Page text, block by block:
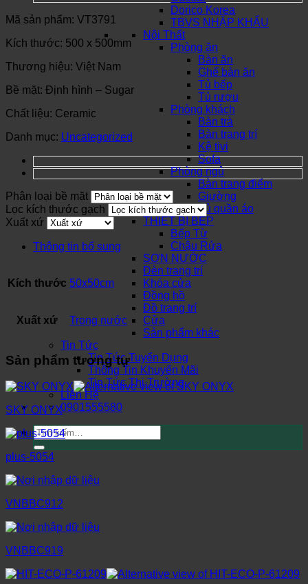
Dorico Korea
TBVS NHẬP KHẨU
Nội Thất
Phòng ăn
Bàn ăn
Ghế bàn ăn
Tủ bếp
Tủ rượu
Phòng khách
Bàn trà
Bàn trang trí
Kệ tivi
Sofa
Phòng ngủ
Bàn trang điểm
Giường
Tủ quần áo
THIẾT BỊ BẾP
Bếp Từ
Chậu Rửa
SƠN NƯỚC
Đèn trang trí
Khóa cửa
Đồng hồ
Đồ trang trí
Cửa
Sản phẩm khác
Tin Tức
Tin Tức Tuyển Dụng
Thông Tin Khuyến Mãi
Tin Tức Thị Trường
Liên Hệ
0901555580
Tìm
kiếm:
Mã sản phẩm: VT3791
Kích thước: 500 x 500mm
Thương hiệu: Việt Nam
Bề mặt: Định hình – Sugar
Chất liệu: Ceramic
Danh mục: Uncategorized
Phân loại bề mặt
Lọc kích thước gạch
Xuất xứ
Thông tin bổ sung
Kích thước 50x50cm
Xuất xứ Trong nước
Sản phẩm tương tự
SKY ONYX
plus-5054
VNBBC912
VNBBC919